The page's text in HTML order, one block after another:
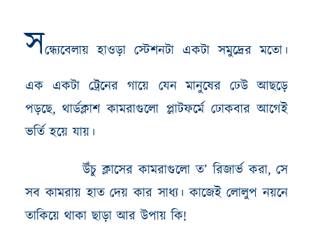
সন্ধ্যেবেলায় হাওড়া স্টেশনটা একটা সমুদ্রের মতো।
এক একটা ট্রেনের গায়ে যেন মানুষের ঢেউ আছড়ে
পড়ছে, থার্ডক্লাশ কামরাগুলো প্লাটফর্মে ঢোকবার আগেই
ভর্তি হয়ে যায়।
উঁচু ক্লাসের কামরাগুলো ত’ রিজার্ভ করা, সে
সব কামরায় হাত দেয় কার সাধ্য। কাজেই লোলুপ নয়নে
তাকিয়ে থাকা ছাড়া আর উপায় কি!